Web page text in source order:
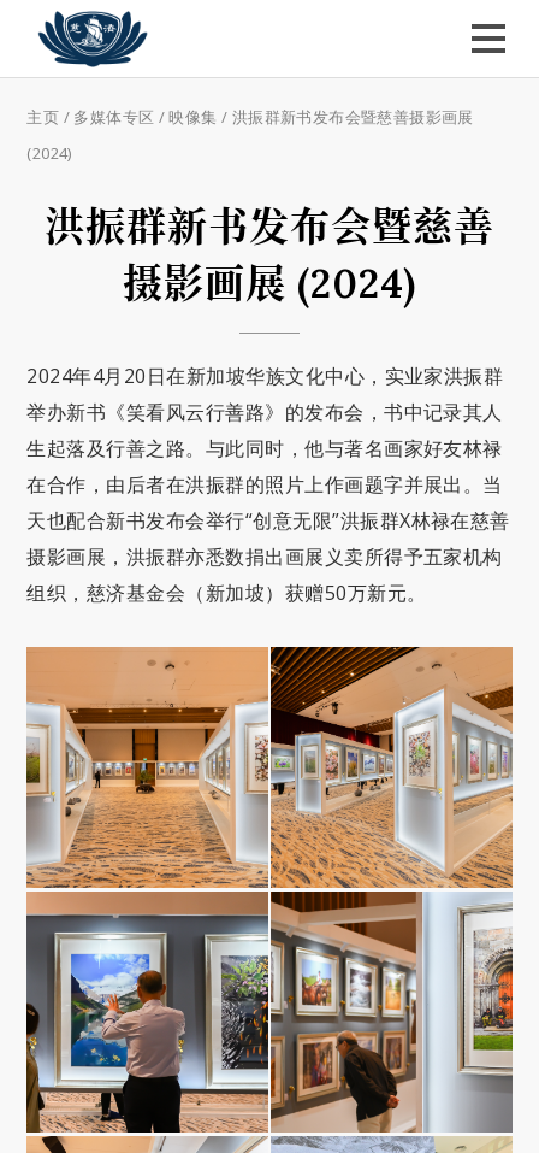
主页 / 多媒体专区 /映像集 / 洪振群新书发布会暨慈善摄影画展
(2024)
洪振群新书发布会暨慈善
摄影画展 (2024)
2024年4月 20日在新加坡华族文化中心，实业家洪振群
举办新书《笑看风云行善路》的发布会，书中记录其人
生起落及行善之路。与此同时，他与著名画家好友林禄
在合作，由后者在洪振群的照片上作画题字并展出。当
天也配合新书发布会举行“创意无限”洪振群X林禄在慈善
摄影画展，洪振群亦悉数捐出画展义卖所得予五家机构
组织，慈济基金会（新加坡）获赠50万新元。